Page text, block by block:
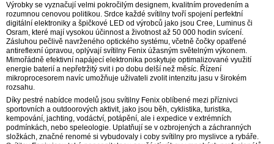
Výrobky se vyznačují velmi pokročilým designem, kvalitním provedením a
rozumnou cenovou politikou. Srdce každé svítilny tvoří spojení perfektní
digitální elektroniky a špičkové LED od výrobců jako jsou Cree, Luminus či
Osram, které mají vysokou účinnost a životnost až 50 000 hodin svícení.
Zásluhou pečlivě navrženého optického systému, včetně čočky opatřené
antireflexní úpravou, oplývají svítilny Fenix úžasným světelným výkonem.
Mimořádně efektivní napájecí elektronika poskytuje optimalizované využití
energie baterií a nepřetržitý svit i po dobu delší než měsíc. Řízení
mikroprocesorem navíc umožňuje uživateli zvolit intenzitu jasu v širokém
rozsahu.
Díky pestré nabídce modelů jsou svítilny Fenix oblíbené mezi příznivci
sportovních a outdoorových aktivit, jako jsou běh, cyklistika, turistika,
kempování, jachting, vodáctví, potápění, ale i expedice v extrémních
podmínkách, nebo speleologie. Uplatňují se v ozbrojených a záchranných
složkách, značné renomé si vybudovaly i coby svítilny pro myslivce a rybáře.